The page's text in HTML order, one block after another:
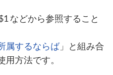
などから参照すること
属するならば」と組み合
方法です。